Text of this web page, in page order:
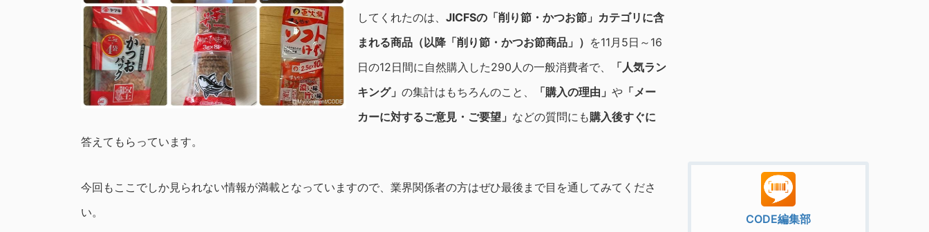
してくれたのは、 JICFSの「削り節・かつお節」カテゴリに含
まれる商品（以降「削り節・かつお節商品」） を11月5日～16
日の12日間に自然購入した290人の一般消費者で、
「人気ラン
キング」 の集計はもちろんのこと、 「購入の理由」 や 「メー
カーに対するご意見・ご要望」 などの質問にも購入後すぐに
答えてもらっています。
今回もここでしか見られない情報が満載となっていますので、業界関係者の方はぜひ最後まで目を通してみてくださ
い。
CODE編集部